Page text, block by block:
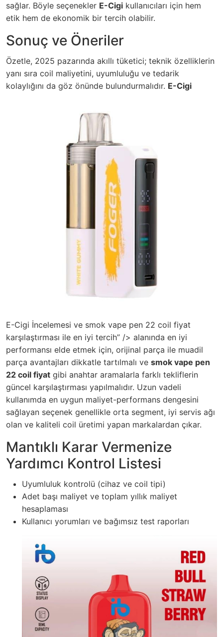
sağlar. Böyle seçenekler E-Cigi kullanıcıları için hem
etik hem de ekonomik bir tercih olabilir.
Sonuç ve Öneriler
Özetle, 2025 pazarında akıllı tüketici; teknik özelliklerin
yanı sıra coil maliyetini, uyumluluğu ve tedarik
kolaylığını da göz önünde bulundurmalıdır. E-Cigi
E-Cigi İncelemesi ve smok vape pen 22 coil fiyat
karşılaştırması ile en iyi tercih” /> alanında en iyi
performansı elde etmek için, orijinal parça ile muadil
parça avantajları dikkatle tartılmalı ve smok vape pen
22 coil fiyat gibi anahtar aramalarla farklı tekliflerin
güncel karşılaştırması yapılmalıdır. Uzun vadeli
kullanımda en uygun maliyet-performans dengesini
sağlayan seçenek genellikle orta segment, iyi servis ağı
olan ve kaliteli coil üretimi yapan markalardan çıkar.
Mantıklı Karar Vermenize
Yardımcı Kontrol Listesi
Uyumluluk kontrolü (cihaz ve coil tipi)
Adet başı maliyet ve toplam yıllık maliyet
hesaplaması
Kullanıcı yorumları ve bağımsız test raporları